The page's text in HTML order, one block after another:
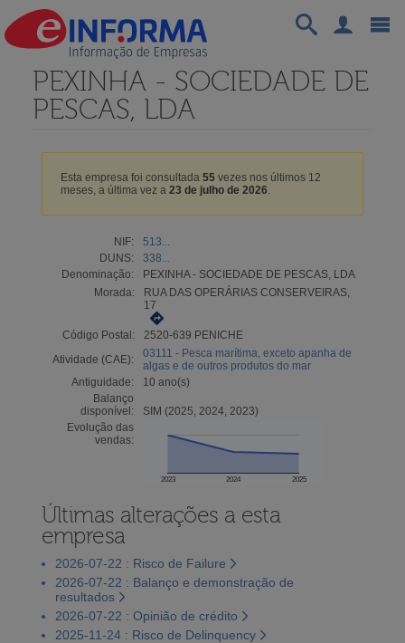
PEXINHA - SOCIEDADE DE
PESCAS, LDA
Esta empresa foi consultada 55vezes nos últimos 12
meses, a última vez a 23 de julho de 2026.
NIF:
513...
DUNS:
338...
Denominação:
PEXINHA - SOCIEDADE DE PESCAS, LDA
Morada:
RUA DAS OPERÁRIAS CONSERVEIRAS,
17
Código Postal:
2520-639 PENICHE
Atividade (CAE):
03111 - Pesca marítima, exceto apanha de
algas e de outros produtos do mar
Antiguidade:
10 ano(s)
Balanço
disponível:
SIM (2025, 2024, 2023)
Evolução das
vendas:
2023 2024 2025
Últimas alterações a esta
empresa
2026-07-22 : Risco de Failure
2026-07-22 : Balanço e demonstração de
resultados
2026-07-22 : Opinião de crédito
2025-11-24 : Risco de Delinquency